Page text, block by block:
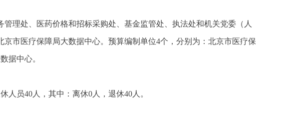
理处、医药价格和招标采购处、基金监管处、执法处和机关党委（人
市医疗保障局大数据中心。预算编制单位4个，分别为：北京市医疗保
据中心。
人员40人，其中：离休0人，退休40人。